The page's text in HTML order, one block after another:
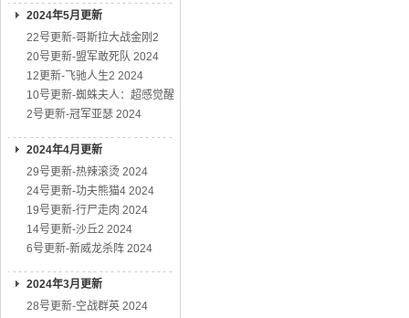
2024年5月更新
22号更新-哥斯拉大战金刚2
20号更新-盟军敢死队 2024
12更新-飞驰人生2 2024
10号更新-蜘蛛夫人：超感觉醒
2号更新-冠军亚瑟 2024
2024年4月更新
29号更新-热辣滚烫 2024
24号更新-功夫熊猫4 2024
19号更新-行尸走肉 2024
14号更新-沙丘2 2024
6号更新-新威龙杀阵 2024
2024年3月更新
28号更新-空战群英 2024